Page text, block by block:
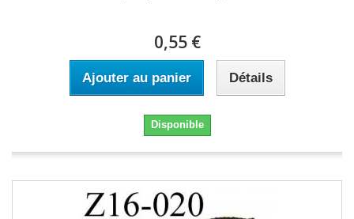
0,55 €
Ajouter au panier Détails
Disponible